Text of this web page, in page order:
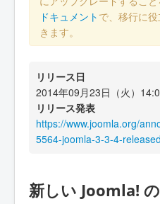
ドキュメント で、移行に
きます。
リリース日
2014年09月23日（火）
リリース発表
https://www.joomla.org/
5564-joomla-3-3-4-
新しい Joomla!